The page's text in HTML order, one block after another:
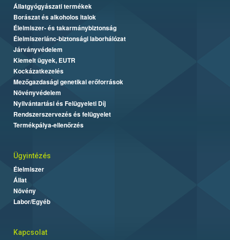
Állatgyógyászati termékek
Borászat és alkoholos italok
Élelmiszer- és takarmánybiztonság
Élelmiszerlánc-biztonsági laborhálózat
Járványvédelem
Kiemelt ügyek, EUTR
Kockázatkezelés
Mezőgazdasági genetikai erőforrások
Növényvédelem
Nyilvántartási és Felügyeleti Díj
Rendszerszervezés és felügyelet
Termékpálya-ellenőrzés
Ügyintézés
Élelmiszer
Állat
Növény
Labor/Egyéb
Kapcsolat